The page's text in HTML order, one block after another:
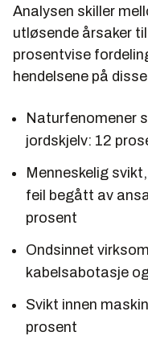
Analysen skiller
utløsende årsaker
prosentvise
hendelsene på
Naturfenomener
jordskjelv: 12
Menneskelig
feil begått av
prosent
Ondsinnet
kabelsabotasje
Svikt innen
prosent